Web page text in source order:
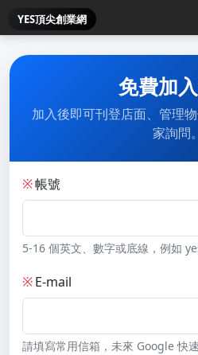
YES頂尖創業網
免費加
加入後即可刊登店面、管理
家詢問。
※帳號
5-16 個英文、數字或底線，例如
※E-mail
請填寫常用信箱，未來 Google 快